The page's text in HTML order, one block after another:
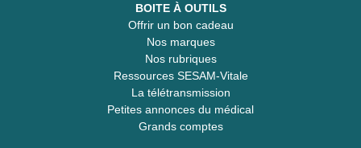
BOITE À OUTILS
Offrir un bon cadeau
Nos marques
Nos rubriques
Ressources SESAM-Vitale
La télétransmission
Petites annonces du médical
Grands comptes